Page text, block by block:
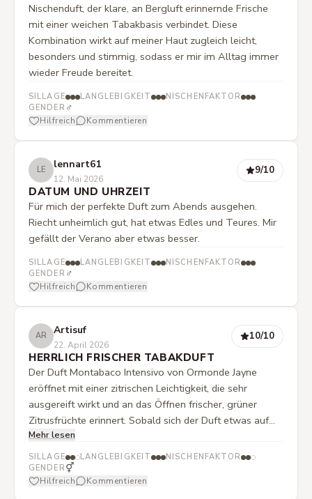
Nischenduft, der klare, an Bergluft erinnernde Frische
mit einer weichen Tabakbasis verbindet. Diese
Kombination wirkt auf meiner Haut zugleich leicht,
besonders und stimmig, sodass er mir im Alltag immer
wieder Freude bereitet.
SILLAGE LANGLEBIGKEIT
NISCHENFAKTOR
GENDER ♂
Hilfreich Kommentieren
LE lennart61
12. Mai 2026
9/10
DATUM UND UHRZEIT
Für mich der perfekte Duft zum Abends ausgehen.
Riecht unheimlich gut, hat etwas Edles und Teures. Mir
gefällt der Verano aber etwas besser.
SILLAGE LANGLEBIGKEIT
NISCHENFAKTOR
GENDER ♂
Hilfreich Kommentieren
AR Artisuf
22. April 2026
10/10
HERRLICH FRISCHER TABAKDUFT
Der Duft Montabaco Intensivo von Ormonde Jayne
eröffnet mit einer zitrischen Leichtigkeit, die sehr
ausgereift wirkt und an das Öffnen frischer, grüner
Zitrusfrüchte erinnert. Sobald sich der Duft etwas auf
der Haut gesetzt hat, treten zunehmend blumige und
leicht teeartige Nuancen hervor. Kopf- und Herznote
werden dabei durchgehend von einer elegant
eingebundenen, dezent herben Frische begleitet.
Mehr lesen
SILLAGE LANGLEBIGKEIT
NISCHENFAKTOR
GENDER ⚥
Hilfreich Kommentieren